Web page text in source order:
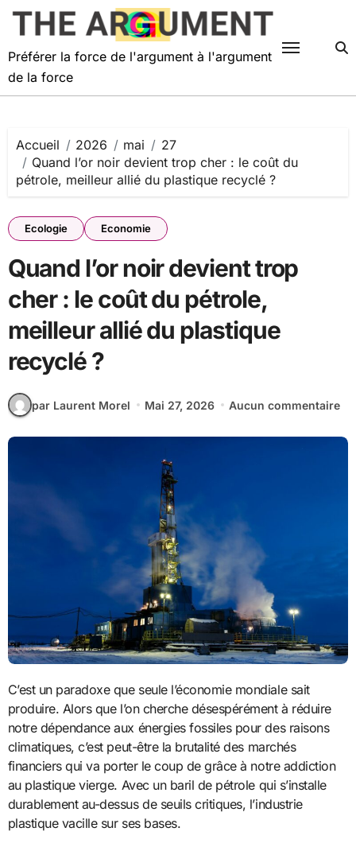
Passer
Préférer la force de l'argument à l'argument
de la force
Accueil 2026 mai
27
Quand l’or noir devient trop cher : le coût du
pétrole, meilleur allié du plastique recyclé ?
Ecologie Economie
Quand l’or noir devient trop
cher : le coût du pétrole,
meilleur allié du plastique
recyclé ?
par Laurent Morel Mai 27, 2026 Aucun commentaire
C’est un paradoxe que seule l’économie mondiale sait
produire. Alors que l’on cherche désespérément à réduire
notre dépendance aux énergies fossiles pour des raisons
climatiques, c’est peut-être la brutalité des marchés
financiers qui va porter le coup de grâce à notre addiction
au plastique vierge. Avec un baril de pétrole qui s’installe
durablement au-dessus de seuils critiques, l’industrie
plastique vacille sur ses bases.